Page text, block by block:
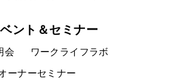
ント＆セミナー
会 ワークライフラボ
ーナーセミナー